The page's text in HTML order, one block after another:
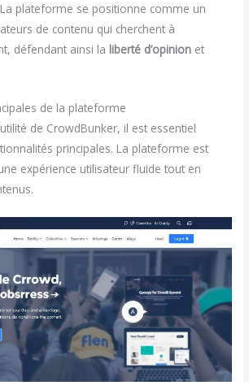
plateforme se positionne comme un
de contenu qui cherchent à
défendant ainsi la liberté d’opinion et
de la plateforme
de CrowdBunker, il est essentiel
principales. La plateforme est
expérience utilisateur fluide tout en